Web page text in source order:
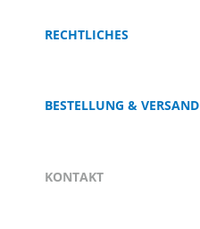
RECHTLICHES
BESTELLUNG & VERSAND
KONTAKT